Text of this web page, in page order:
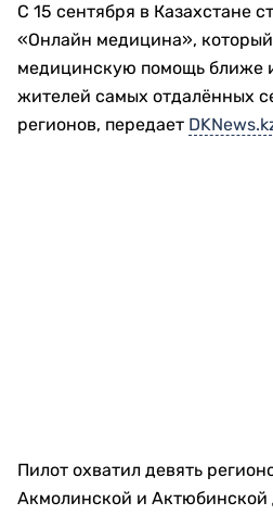
С 15 сентября в Казахстане
«Онлайн медицина»,
медицинскую помощь ближе
жителей самых отдалённых
регионов, передает
Пилот охватил девять
Акмолинской и